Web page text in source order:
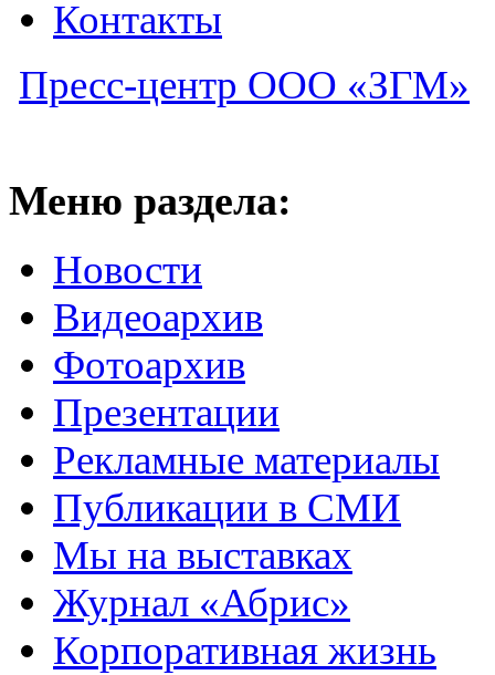
Контакты
Пресс-центр ООО «ЗГМ»
Меню раздела:
Новости
Видеоархив
Фотоархив
Презентации
Рекламные материалы
Публикации в СМИ
Мы на выставках
Журнал «Абрис»
Корпоративная жизнь